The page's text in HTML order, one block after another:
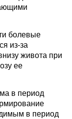
болевые
из-за
живота при
ее
в период
в период